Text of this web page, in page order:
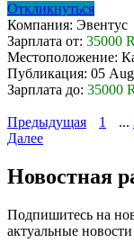
Откликнуться
Компания: Эвентус
Зарплата от: 35000
Местоположение:
Публикация: 05
Зарплата до: 35000
Предыдущая 1 ...
Далее
Новостная
Подпишитесь на
актуальные